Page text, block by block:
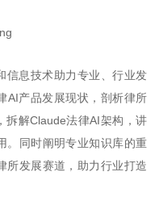
信息技术助力专业、行业发
AI产品发展现状，剖析律所
拆解Claude法律AI架构，讲
。同时阐明专业知识库的重
所发展赛道，助力行业打造